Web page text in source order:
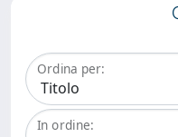
Ordina per:
In ordine: